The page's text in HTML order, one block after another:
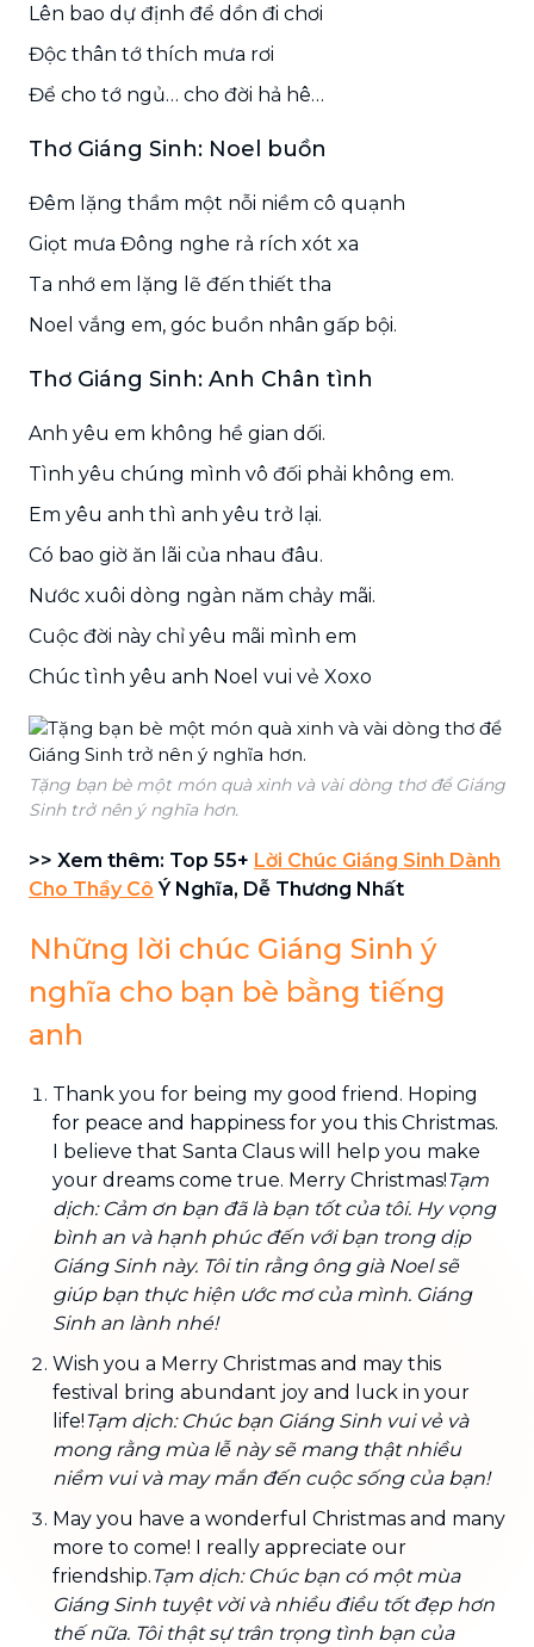
Lên bao dự định để dồn đi chơi
Độc thân tớ thích mưa rơi
Để cho tớ ngủ… cho đời hả hê…
Thơ Giáng Sinh: Noel buồn
Đêm lặng thầm một nỗi niềm cô quạnh
Giọt mưa Đông nghe rả rích xót xa
Ta nhớ em lặng lẽ đến thiết tha
Noel vắng em, góc buồn nhân gấp bội.
Thơ Giáng Sinh: Anh Chân tình
Anh yêu em không hề gian dối.
Tình yêu chúng mình vô đối phải không em.
Em yêu anh thì anh yêu trở lại.
Có bao giờ ăn lãi của nhau đâu.
Nước xuôi dòng ngàn năm chảy mãi.
Cuộc đời này chỉ yêu mãi mình em
Chúc tình yêu anh Noel vui vẻ Xoxo
Tặng bạn bè một món quà xinh và vài dòng thơ để Giáng
Sinh trở nên ý nghĩa hơn.
>> Xem thêm: Top 55+ Lời Chúc Giáng Sinh Dành
Cho Thầy Cô Ý Nghĩa, Dễ Thương Nhất
Những lời chúc Giáng Sinh ý
nghĩa cho bạn bè bằng tiếng
anh
Thank you for being my good friend. Hoping
for peace and happiness for you this Christmas.
I believe that Santa Claus will help you make
your dreams come true. Merry Christmas!Tạm
dịch: Cảm ơn bạn đã là bạn tốt của tôi. Hy vọng
bình an và hạnh phúc đến với bạn trong dịp
Giáng Sinh này. Tôi tin rằng ông già Noel sẽ
giúp bạn thực hiện ước mơ của mình. Giáng
Sinh an lành nhé!
Wish you a Merry Christmas and may this
festival bring abundant joy and luck in your
life!Tạm dịch: Chúc bạn Giáng Sinh vui vẻ và
mong rằng mùa lễ này sẽ mang thật nhiều
niềm vui và may mắn đến cuộc sống của bạn!
May you have a wonderful Christmas and many
more to come! I really appreciate our
friendship.Tạm dịch: Chúc bạn có một mùa
Giáng Sinh tuyệt vời và nhiều điều tốt đẹp hơn
thế nữa. Tôi thật sự trân trọng tình bạn của